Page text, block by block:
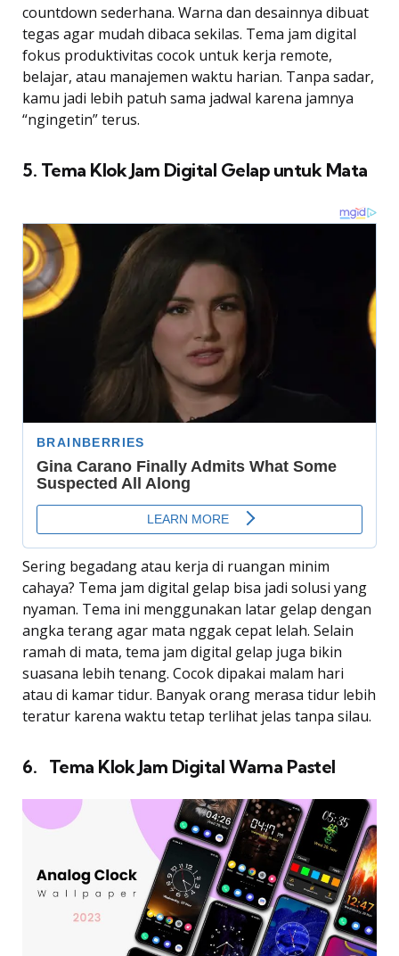
countdown sederhana. Warna dan desainnya dibuat
tegas agar mudah dibaca sekilas. Tema jam digital
fokus produktivitas cocok untuk kerja remote,
belajar, atau manajemen waktu harian. Tanpa sadar,
kamu jadi lebih patuh sama jadwal karena jamnya
“ngingetin” terus.
5. Tema Klok Jam Digital Gelap untuk Mata
Sering begadang atau kerja di ruangan minim
cahaya? Tema jam digital gelap bisa jadi solusi yang
nyaman. Tema ini menggunakan latar gelap dengan
angka terang agar mata nggak cepat lelah. Selain
ramah di mata, tema jam digital gelap juga bikin
suasana lebih tenang. Cocok dipakai malam hari
atau di kamar tidur. Banyak orang merasa tidur lebih
teratur karena waktu tetap terlihat jelas tanpa silau.
6. Tema Klok Jam Digital Warna Pastel